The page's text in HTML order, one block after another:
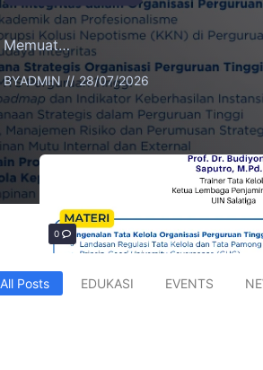
Memuat…
BYADMIN 28/07/2026
0
All Posts EDUKASI EVENTS